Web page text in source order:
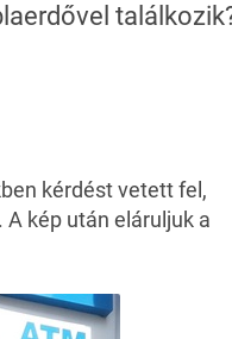
kérdést vetett fel,
kép után eláruljuk a